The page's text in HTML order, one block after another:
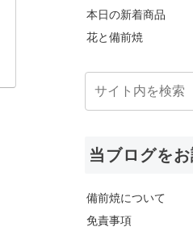
本日の新着商品
花と備前焼
当ブログを
備前焼について
免責事項